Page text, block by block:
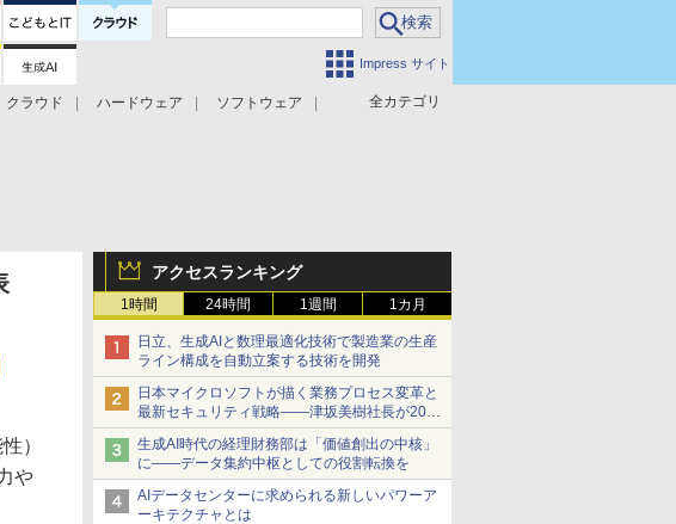
Impress サイト
全カテゴリ
クラウド ハードウェア
ソフトウェア
アクセスランキング
1時間 24時間 1週間 1カ月
日立、生成AIと数理最適化技術で製造業の生産
ライン構成を自動立案する技術を開発
日本マイクロソフトが描く業務プロセス変革と
最新セキュリティ戦略――津坂美樹社長が2027
年度戦略を説明
生成AI時代の経理財務部は「価値創出の中核」
に――データ集約中枢としての役割転換を
AIデータセンターに求められる新しいパワーア
ーキテクチャとは
）
や